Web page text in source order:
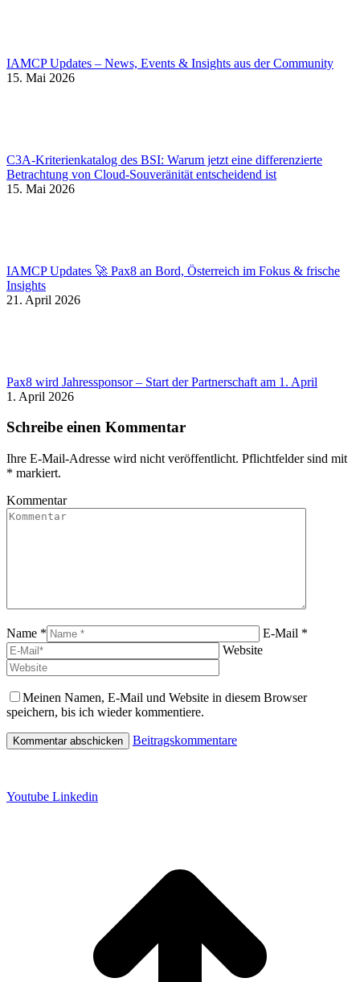
IAMCP Updates – News, Events & Insights aus der Community
15. Mai 2026
C3A-Kriterienkatalog des BSI: Warum jetzt eine differenzierte
Betrachtung von Cloud-Souveränität entscheidend ist
15. Mai 2026
IAMCP Updates 🚀 Pax8 an Bord, Österreich im Fokus & frische
Insights
21. April 2026
Pax8 wird Jahressponsor – Start der Partnerschaft am 1. April
1. April 2026
Schreibe einen Kommentar
Ihre E-Mail-Adresse wird nicht veröffentlicht. Pflichtfelder sind mit
* markiert.
Kommentar
Name *
E-Mail *
Website
Meinen Namen, E-Mail und Website in diesem Browser
speichern, bis ich wieder kommentiere.
Beitragskommentare
Youtube Linkedin